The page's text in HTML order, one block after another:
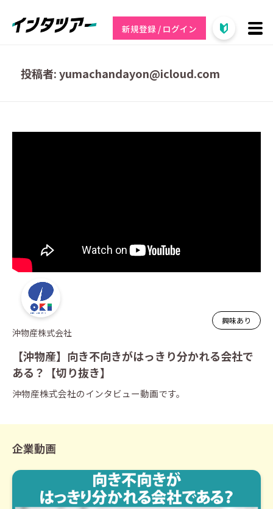
新規登録 / ログイン
投稿者:yumachandayon@icloud.com
興味あり
沖物産株式会社
【沖物産】向き不向きがはっきり分かれる会社で
ある？【切り抜き】
沖物産株式会社のインタビュー動画です。
企業動画